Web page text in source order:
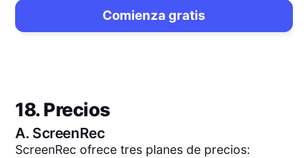
Comienza gratis
18. Precios
A. ScreenRec
ScreenRec ofrece tres planes de precios: